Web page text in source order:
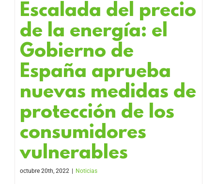
Escalada del precio
de la energía: el
Gobierno de
España aprueba
nuevas medidas de
protección de los
consumidores
vulnerables
octubre 20th, 2022 Noticias